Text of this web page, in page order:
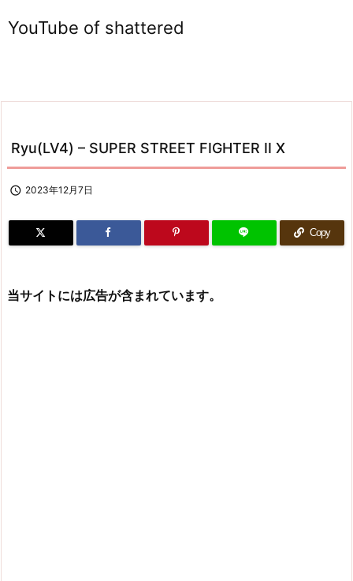
YouTube of shattered
Ryu(LV4) – SUPER STREET FIGHTER II X
 2023年12月7日
Copy
当サイトには広告が含まれています。